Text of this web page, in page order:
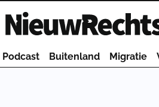
Homepage van NieuwRechts
Podcast Buitenland Migratie